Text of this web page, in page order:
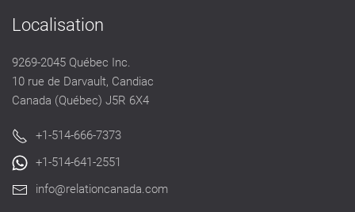
Localisation
9269-2045 Québec Inc.
10 rue de Darvault, Candiac
Canada (Québec) J5R 6X4
+1-514-666-7373
+1-514-641-2551
info@relationcanada.com